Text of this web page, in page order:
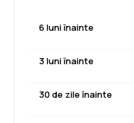
6 luni înainte
3 luni înainte
30 de zile înainte